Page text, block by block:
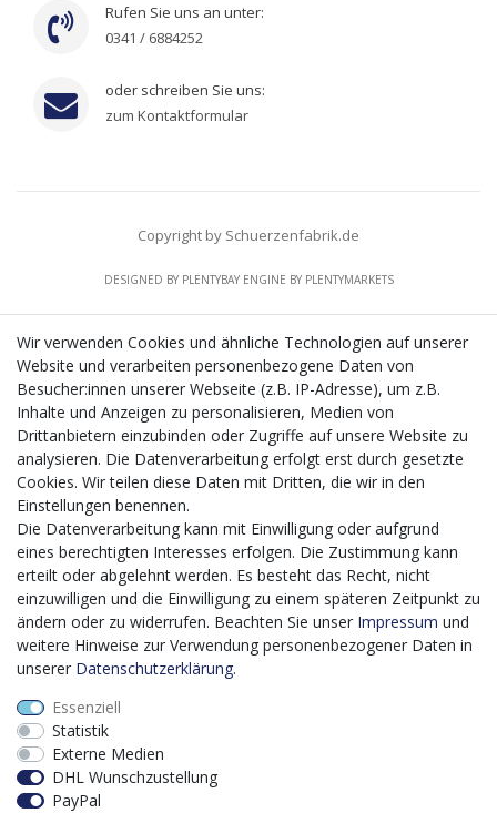
Rufen Sie uns an unter:
0341 / 6884252
oder schreiben Sie uns:
zum Kontaktformular
Copyright by Schuerzenfabrik.de
DESIGNED BY PLENTYBAYENGINE BY PLENTYMARKETS
CMS-Softwaresystems zur digitalen Optimierung
von Geschäftsprozessen
Mit dem vorgenannten Projekt, welches im Zeitraum vom
20.12.2023 bis zum 29.02.2024 im Rahmen des
Förderprogrammes Digitalisierung Zuschuss EFRE 2021
bis 2027 umgesetzt wird, möchten wir in die Anschaffung
eines Content-Management-Systems (CMS-
Softwaresystem) investieren, um unseren Online-Shop
künftig selbst verwalten zu können. Diese Software dient
der effizienteren gemeinschaftlichen Erstellung,
Bearbeitung, Organisation und Darstellung digitaler
Inhalte (Content) in unserem Unternehmen. Dies ist
insbesondere für den Vertrieb von Bedeutung. Bisher
Software digitalisiert werden was zu einer enormen
Zeitersparnis führt.
Dieses Vorhaben wird kofinanziert von der Europäischen
Union mithilfe von EFRE-Mitteln sowie durch Steuermittel
Wir verwenden Cookies und ähnliche Technologien auf unserer
Website und verarbeiten personenbezogene Daten von
Besucher:innen unserer Webseite (z.B. IP-Adresse), um z.B.
Inhalte und Anzeigen zu personalisieren, Medien von
Drittanbietern einzubinden oder Zugriffe auf unsere Website zu
analysieren. Die Datenverarbeitung erfolgt erst durch gesetzte
Cookies. Wir teilen diese Daten mit Dritten, die wir in den
Einstellungen benennen.
Die Datenverarbeitung kann mit Einwilligung oder aufgrund
eines berechtigten Interesses erfolgen. Die Zustimmung kann
erteilt oder abgelehnt werden. Es besteht das Recht, nicht
einzuwilligen und die Einwilligung zu einem späteren Zeitpunkt zu
ändern oder zu widerrufen. Beachten Sie unser Impressum und
weitere Hinweise zur Verwendung personenbezogener Daten in
unserer Daten­schutz­erklärung.
Essenziell
Statistik
Externe Medien
DHL Wunschzustellung
PayPal